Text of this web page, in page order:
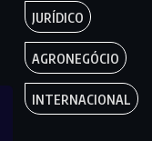
JURÍDICO
AGRONEGÓCIO
INTERNACIONAL